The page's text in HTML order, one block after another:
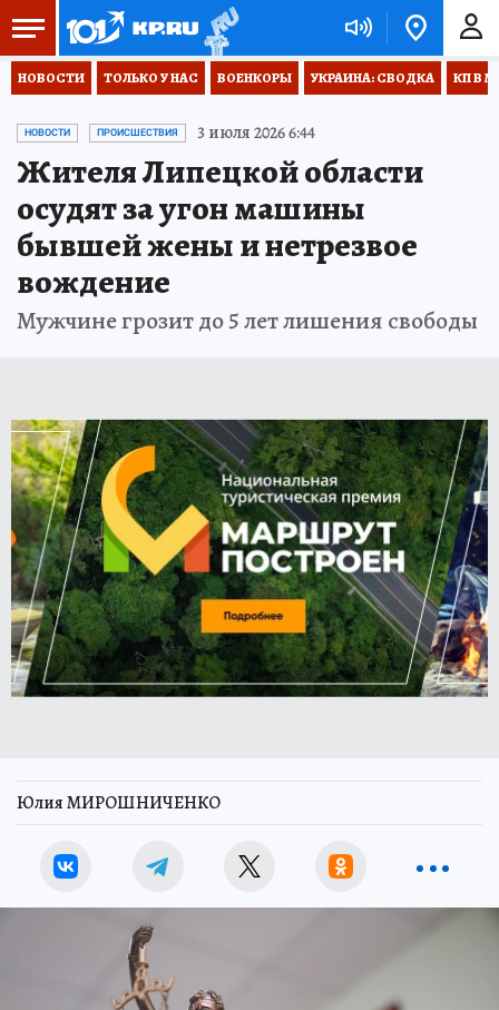
НОВОСТИ ТОЛЬКО У НАС ВОЕНКОРЫ УКРАИНА: СВОДКА КП В
НОВОСТИ ПРОИСШЕСТВИЯ 3 июля 2026 6:44
Жителя Липецкой области
осудят за угон машины
бывшей жены и нетрезвое
вождение
Мужчине грозит до 5 лет лишения свободы
Юлия МИРОШНИЧЕНКО